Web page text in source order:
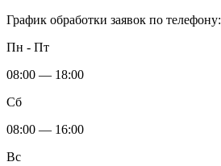
График обработки заявок по телефону:
Пн - Пт
08:00 — 18:00
Сб
08:00 — 16:00
Вс